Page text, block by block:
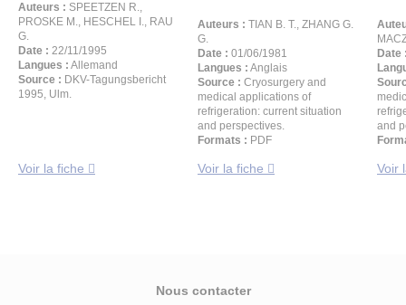
Auteurs : SPEETZEN R.,
PROSKE M., HESCHEL I., RAU
G.
Date : 22/11/1995
Langues : Allemand
Source : DKV-Tagungsbericht
1995, Ulm.
Voir la fiche
Auteurs : TIAN B. T., ZHANG G.
G.
Date : 01/06/1981
Langues : Anglais
Source : Cryosurgery and
medical applications of
refrigeration: current situation
and perspectives.
Formats : PDF
Voir la fiche
Date
and
Voir
Nous contacter